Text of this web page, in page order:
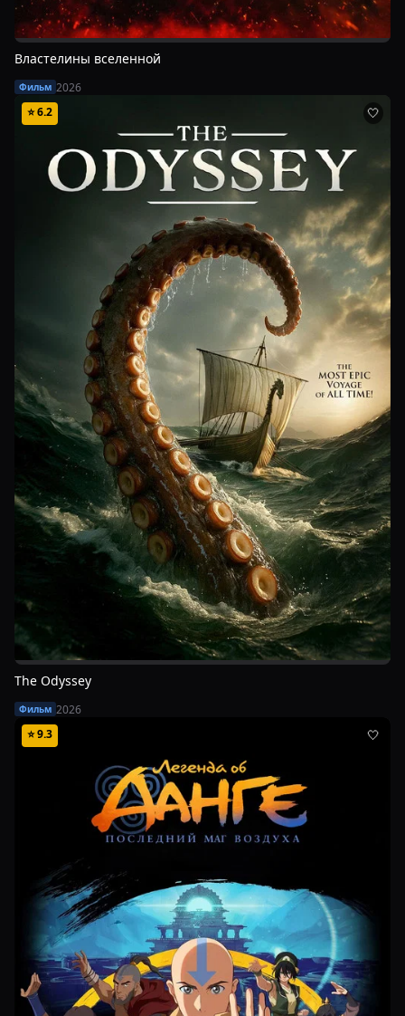
Властелины вселенной
Фильм 2026
⭐6.2 🤍
The Odyssey
Фильм 2026
⭐9.3 🤍